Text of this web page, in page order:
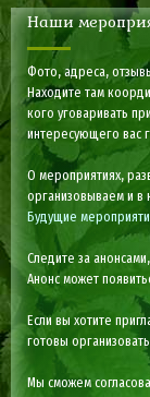
Наши
Фото, адреса,
Находите там
кого уговаривать
интересующего вас
О мероприятиях,
организовываем и в
Будущие
Следите за
Анонс может
Если вы хотите
готовы
Мы сможем